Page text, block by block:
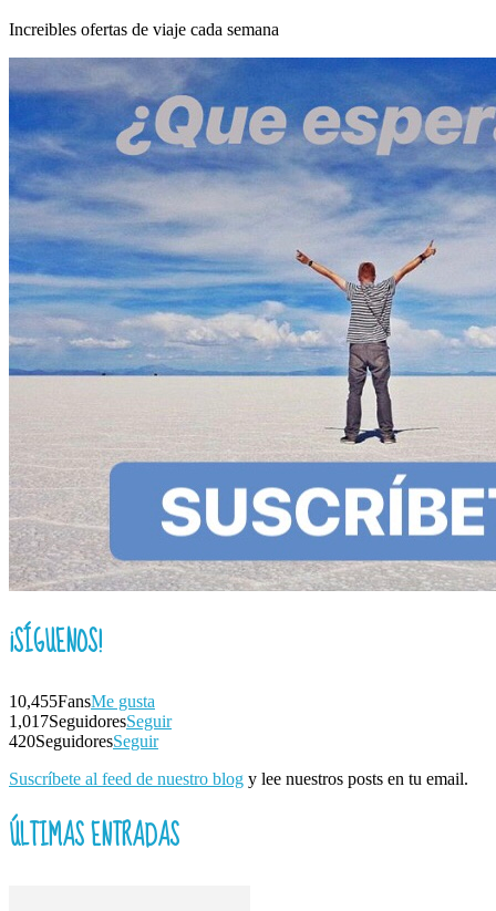
Increibles ofertas de viaje cada semana
¡SÍGUENOS!
10,455FansMe gusta
1,017SeguidoresSeguir
420SeguidoresSeguir
Suscríbete al feed de nuestro blog y lee nuestros posts en tu email.
ÚLTIMAS ENTRADAS